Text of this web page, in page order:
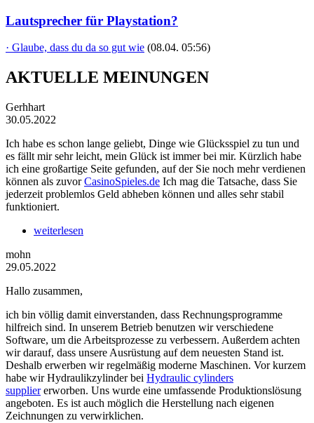
Lautsprecher für Playstation?
· Glaube, dass du da so gut wie (08.04. 05:56)
AKTUELLE MEINUNGEN
Gerhhart
30.05.2022
Ich habe es schon lange geliebt, Dinge wie Glücksspiel zu tun und
es fällt mir sehr leicht, mein Glück ist immer bei mir. Kürzlich habe
ich eine großartige Seite gefunden, auf der Sie noch mehr verdienen
können als zuvorCasinoSpieles.de Ich mag die Tatsache, dass Sie
jederzeit problemlos Geld abheben können und alles sehr stabil
funktioniert.
weiterlesen
mohn
29.05.2022
Hallo zusammen,
ich bin völlig damit einverstanden, dass Rechnungsprogramme
hilfreich sind. In unserem Betrieb benutzen wir verschiedene
Software, um die Arbeitsprozesse zu verbessern. Außerdem achten
wir darauf, dass unsere Ausrüstung auf dem neuesten Stand ist.
Deshalb erwerben wir regelmäßig moderne Maschinen. Vor kurzem
habe wir Hydraulikzylinder bei Hydraulic cylinders
suppliererworben. Uns wurde eine umfassende Produktionslösung
angeboten. Es ist auch möglich die Herstellung nach eigenen
Zeichnungen zu verwirklichen.